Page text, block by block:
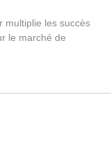
multiplie les succès
le marché de